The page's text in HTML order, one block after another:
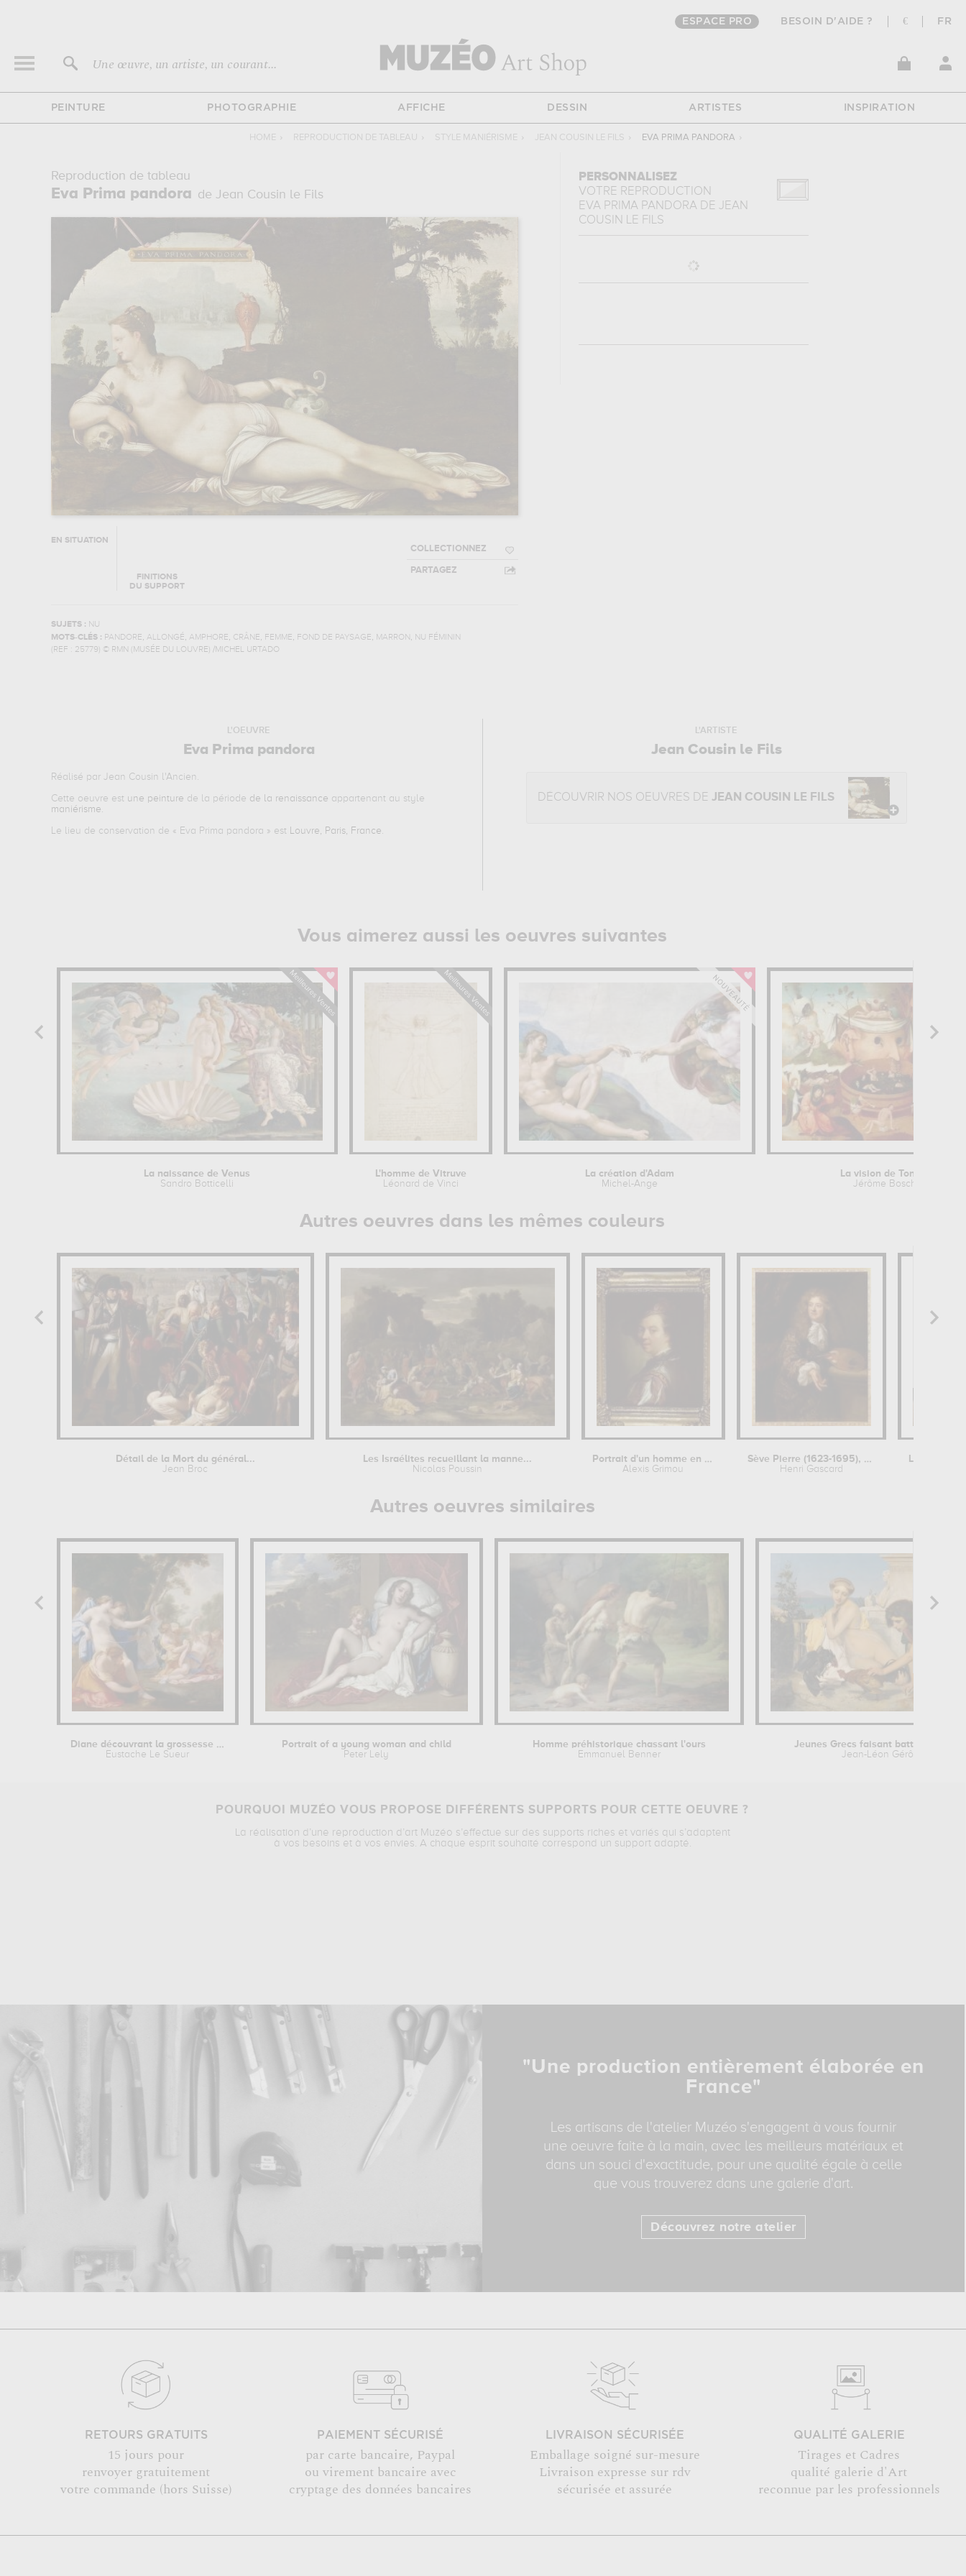
ESPACE PRO BESOIN D'AIDE ? € FR
Une œuvre, un artiste, un courant...
PEINTURE PHOTOGRAPHIE AFFICHE DESSIN ARTISTES INSPIRATION
HOME › REPRODUCTION DE TABLEAU › STYLE MANIÉRISME › JEAN COUSIN LE FILS › EVA PRIMA PANDORA ›
Reproduction de tableau
Eva Prima pandora de Jean Cousin le Fils
EN SITUATION
FINITIONS
DU SUPPORT
COLLECTIONNEZ
PARTAGEZ
SUJETS : NU
MOTS-CLÉS : PANDORE, ALLONGÉ, AMPHORE, CRÂNE, FEMME, FOND DE PAYSAGE, MARRON, NU FÉMININ
(REF : 25779) © RMN (MUSÉE DU LOUVRE) /MICHEL URTADO
PERSONNALISEZ
VOTRE REPRODUCTION
EVA PRIMA PANDORA DE JEAN
COUSIN LE FILS
L'OEUVRE
Eva Prima pandora
Réalisé par Jean Cousin l'Ancien.
Cette oeuvre est une peinture de la période de la renaissance appartenant au style
maniérisme.
Le lieu de conservation de « Eva Prima pandora » est Louvre, Paris, France.
L'ARTISTE
Jean Cousin le Fils
DÉCOUVRIR NOS OEUVRES DE JEAN COUSIN LE FILS
Vous aimerez aussi les oeuvres suivantes
La naissance de Venus
Sandro Botticelli
L'homme de Vitruve
Léonard de Vinci
La création d'Adam
Michel-Ange
La vision de Tondal
Jérôme Bosch
Autres oeuvres dans les mêmes couleurs
Détail de la Mort du général...
Jean Broc
Les Israélites recueillant la manne...
Nicolas Poussin
Portrait d'un homme en cuirasse
Alexis Grimou
Sève Pierre (1623-1695), peintre
Henri Gascard
Autres oeuvres similaires
Diane découvrant la grossesse de...
Eustache Le Sueur
Portrait of a young woman and child
Peter Lely
Homme préhistorique chassant l'ours
Emmanuel Benner
Jeunes Grecs faisant battre des
Jean-Léon Gérôme
POURQUOI MUZÉO VOUS PROPOSE DIFFÉRENTS SUPPORTS POUR CETTE OEUVRE ?
La réalisation d’une reproduction d’art Muzéo s’effectue sur des supports riches et variés qui s’adaptent
à vos besoins et à vos envies. A chaque esprit souhaité correspond un support adapté.
"Une production entièrement élaborée en
France"
Les artisans de l'atelier Muzéo s'engagent à vous fournir
une oeuvre faite à la main, avec les meilleurs matériaux et
dans un souci d'exactitude, pour une qualité égale à celle
que vous trouverez dans une galerie d'art.
Découvrez notre atelier
RETOURS GRATUITS
15 jours pour
renvoyer gratuitement
votre commande (hors Suisse)
PAIEMENT SÉCURISÉ
par carte bancaire, Paypal
ou virement bancaire avec
cryptage des données bancaires
LIVRAISON SÉCURISÉE
Emballage soigné sur-mesure
Livraison expresse sur rdv
sécurisée et assurée
QUALITÉ GALERIE
Tirages et Cadres
qualité galerie d'Art
reconnue par les professionnels